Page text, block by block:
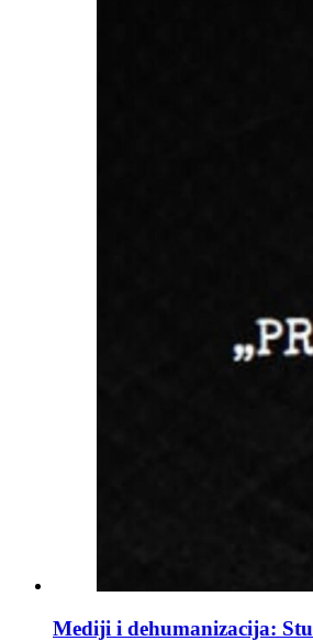
Mediji i dehumanizacija: